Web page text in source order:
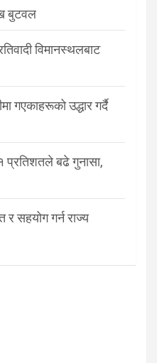
बुटवल
विमानस्थलबाट
गएकाहरूको उद्धार गर्दै
प्रतिशतले बढे गुनासा,
र सहयोग गर्न राज्य